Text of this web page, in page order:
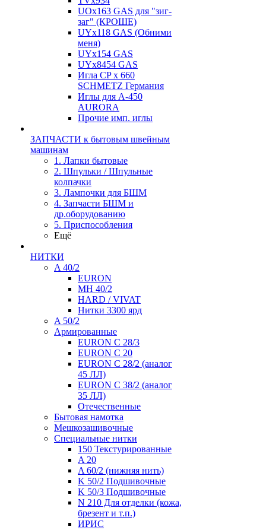
UOx163 GAS для "зиг-
заг" (КРОШЕ)
UYx118 GAS (Обними
меня)
UYx154 GAS
UYx8454 GAS
Игла CP х 660
SCHMETZ Германия
Иглы для А-450
AURORA
Прочие имп. иглы
ЗАПЧАСТИ к бытовым швейным
машинам
1. Лапки бытовые
2. Шпульки / Шпульные
колпачки
3. Лампочки для БШМ
4. Запчасти БШМ и
др.оборудованию
5. Приспособления
Ещё
НИТКИ
A 40/2
EURON
MH 40/2
HARD / VIVAT
Нитки 3300 ярд
A 50/2
Армированные
EURON C 28/3
EURON C 20
EURON C 28/2 (аналог
45 ЛЛ)
EURON C 38/2 (аналог
35 ЛЛ)
Отечественные
Бытовая намотка
Мешкозашивочные
Специальные нитки
150 Текстурированные
A 20
A 60/2 (нижняя нить)
K 50/2 Подшивочные
K 50/3 Подшивочные
N 210 Для отделки (кожа,
брезент и т.п.)
ИРИС